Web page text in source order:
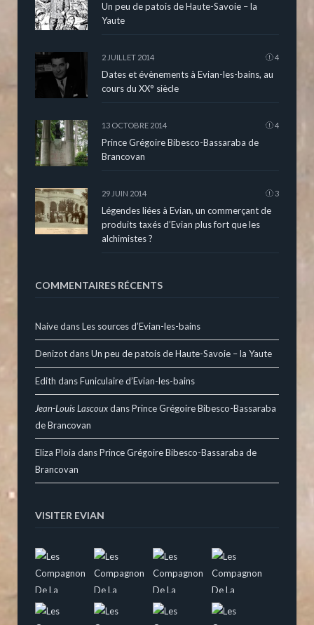
Un peu de patois de Haute-Savoie – la
Yaute
2 JUILLET 2014 4
Dates et évènements à Evian-les-bains, au
cours du XX° siècle
13 OCTOBRE 2014 4
Prince Grégoire Bibesco-Bassaraba de
Brancovan
29 JUIN 2014 3
Légendes liées à Evian, un commerçant de
produits taxés d’Evian plus fort que les
alchimistes ?
COMMENTAIRES RÉCENTS
NaivedansLes sources d’Evian-les-bains
DenizotdansUn peu de patois de Haute-Savoie – la Yaute
Edith dansFuniculaire d’Evian-les-bains
Jean-Louis LascouxdansPrince Grégoire Bibesco-Bassaraba
de Brancovan
Eliza Ploia dansPrince Grégoire Bibesco-Bassaraba de
Brancovan
VISITER EVIAN